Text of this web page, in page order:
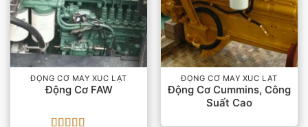
ĐỘNG CƠ MÁY XÚC LẬT
Động Cơ FAW
ĐỘNG CƠ MÁY XÚC LẬT
Động Cơ Cummins, Công
Suất Cao